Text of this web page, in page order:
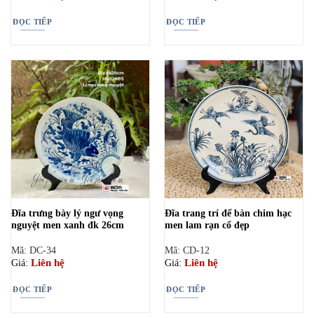
ĐỌC TIẾP ĐỌC TIẾP
Đĩa trưng bày lý ngư vọng
nguyệt men xanh đk 26cm
Mã: DC-34
Giá: Liên hệ
ĐỌC TIẾP
Đĩa trang trí để bàn chim hạc
men lam rạn cổ đẹp
Mã: CD-12
Giá: Liên hệ
ĐỌC TIẾP